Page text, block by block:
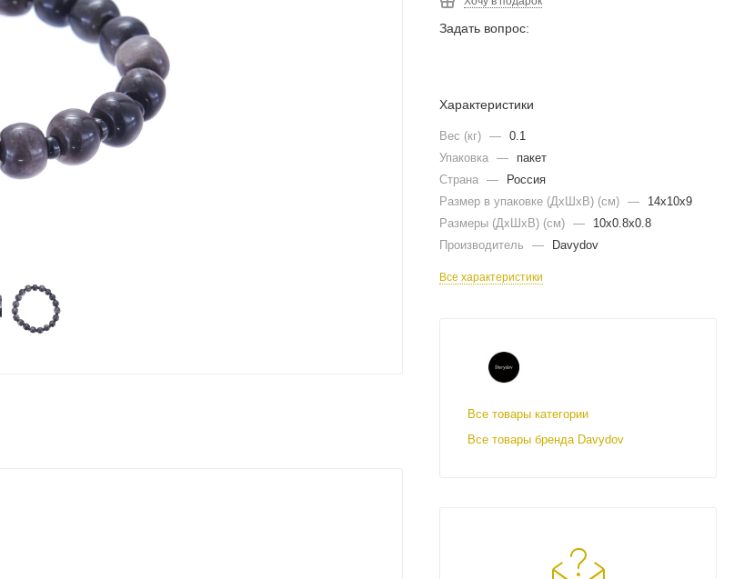
Задать вопрос:
Характеристики
Вес (кг) — 0.1
Упаковка —
пакет
Страна —
Россия
Размер в упаковке (ДхШxВ) (см) —
14х10х9
Размеры (ДxШxВ) (см) —
10х0.8х0.8
Производитель
— Davydov
Все характеристики
Все товары категории
Все товары бренда Davydov